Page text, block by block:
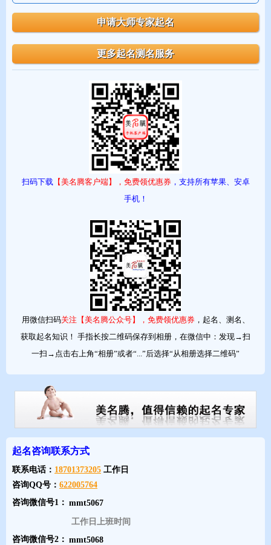
扫码下载【美名腾客户端】，免费领优惠券，支持所有苹果、安卓
手机！
用微信扫码关注【美名腾公众号】，免费领优惠券，起名、测名、
获取起名知识！ 手指长按二维码保存到相册，在微信中：发现→扫
一扫→点击右上角“相册”或者“...”后选择“从相册选择二维码”
起名咨询联系方式
联系电话： 18701373205 工作日
咨询QQ号： 622005764
咨询微信号1：
工作日上班时间
咨询微信号2：